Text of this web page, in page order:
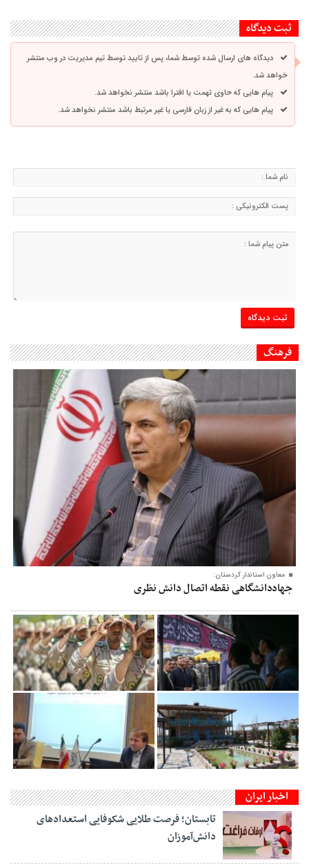
ثبت دیدگاه
دیدگاه های ارسال شده توسط شما، پس از تایید توسط تیم مدیریت در وب منتشر
خواهد شد.
پیام هایی که حاوی تهمت یا افترا باشد منتشر نخواهد شد.
پیام هایی که به غیر از زبان فارسی یا غیر مرتبط باشد منتشر نخواهد شد.
فرهنگ
معاون‌ استاندار کردستان:
جهاددانشگاهی نقطه اتصال دانش نظری
اخبار ایران
تابستان؛ فرصت طلایی شکوفایی استعدادهای
دانش‌آموزان